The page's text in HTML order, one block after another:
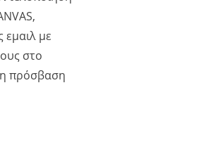
με
στο
πρόσβαση